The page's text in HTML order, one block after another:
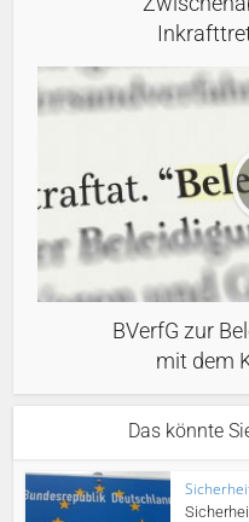
BVerfG zur
mit dem
Das könnte